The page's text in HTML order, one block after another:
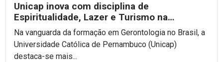
Unicap inova com disciplina de
Espiritualidade, Lazer e Turismo na
Especialização em Gerontologia
Na vanguarda da formação em Gerontologia no Brasil, a
Universidade Católica de Pernambuco (Unicap)
destaca-se mais...